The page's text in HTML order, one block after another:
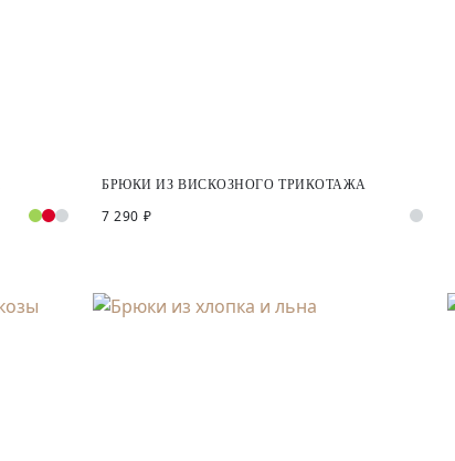
БРЮКИ ИЗ ВИСКОЗНОГО ТРИКОТАЖА
7 290 ₽